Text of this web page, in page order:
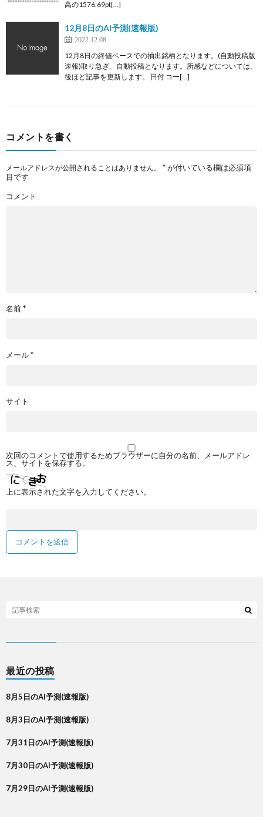
高の1576.69pt[…]
12月8日のAI予測(速報版)
2022.12.08
12月8日の終値ベースでの抽出銘柄となります。(自動投稿版
速報)取り急ぎ、自動投稿となります。所感などについては、
後ほど記事を更新します。 日付 コー[…]
コメントを書く
メールアドレスが公開されることはありません。 *が付いている欄は必須項
目です
コメント
名前*
メール*
サイト
次回のコメントで使用するためブラウザーに自分の名前、メールアドレ
ス、サイトを保存する。
上に表示された文字を入力してください。
最近の投稿
8月5日のAI予測(速報版)
8月3日のAI予測(速報版)
7月31日のAI予測(速報版)
7月30日のAI予測(速報版)
7月29日のAI予測(速報版)